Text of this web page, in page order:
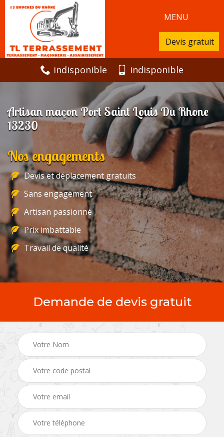
MENU
Devis gratuit
indisponible indisponible
Artisan maçon Port Saint Louis Du Rhone
13230
Nos engagements
Devis et déplacement gratuits
Sans engagement
Artisan passionné
Prix imbattable
Travail de qualité
Demande de devis gratuit